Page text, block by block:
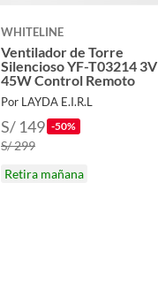
WHITELINE
Ventilador de Torre
Silencioso YF-T03214 3V
45W Control Remoto
Por LAYDA E.I.R.L
S/ 149 -50%
S/ 299
Retira mañana